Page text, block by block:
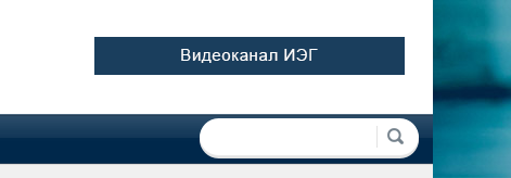
Форма поиска
Поиск